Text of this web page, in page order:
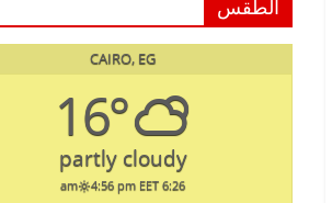
الطقس
CAIRO, EG
16°
partly cloudy
6:26 am
4:56 pm EET